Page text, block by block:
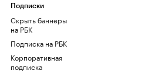
Подписки
Скрыть баннеры
на РБК
Подписка на РБК
Корпоративная
подписка